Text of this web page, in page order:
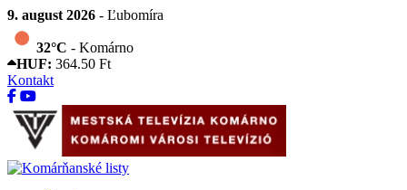
9. august 2026 - Ľubomíra
32°C - Komárno
HUF: 364.50 Ft
Kontakt